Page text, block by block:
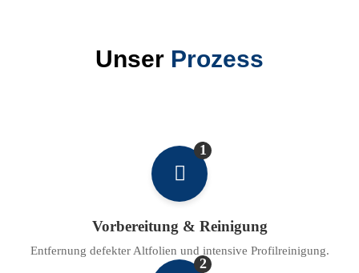
Unser Prozess
1
Vorbereitung & Reinigung
Entfernung defekter Altfolien und intensive Profilreinigung.
2